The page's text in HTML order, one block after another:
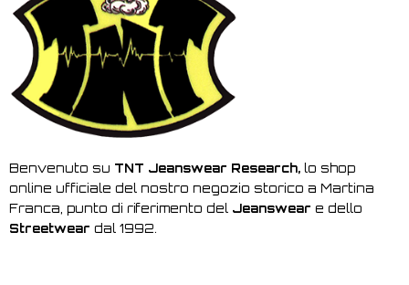
Benvenuto su TNT Jeanswear Research, lo shop
online ufficiale del nostro negozio storico a Martina
Franca, punto di riferimento del Jeanswear e dello
Streetwear dal 1992.